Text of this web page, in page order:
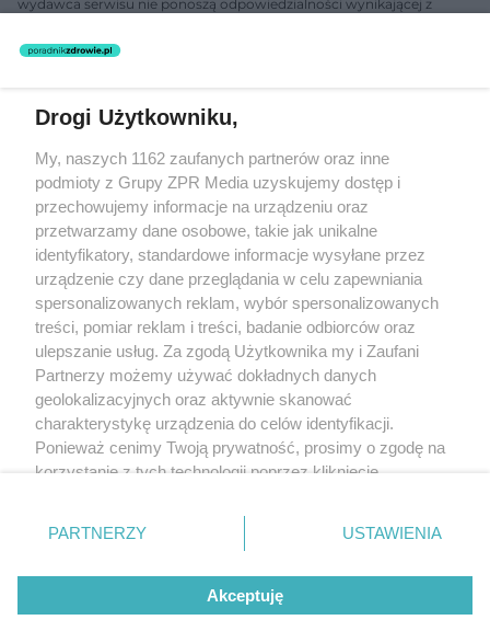
wydawca serwisu nie ponoszą odpowiedzialności wynikającej z
świadczeń zdrowotnych w rozumieniu art. 3 ust 1 ustawy o
rozpowszechniany lub dalej rozpowszechniany w jakikolwiek sposób
(w tym także elektroniczny lub mechaniczny) na jakimkolwiek polu
eksploatacji w jakiejkolwiek formie, włącznie z umieszczaniem w
Internecie bez pisemnej zgody właściciela praw. Jakiekolwiek użycie
lub wykorzystanie utworów w całości lub w części z naruszeniem
prawa, tzn. bez właściwej zgody, jest zabronione pod groźbą kary i
może być ścigane prawnie.
O nas
Informacje prawne
Nasze serwisy
Drogi Użytkowniku,
My, naszych 1162 zaufanych partnerów oraz inne
podmioty z Grupy ZPR Media uzyskujemy dostęp i
przechowujemy informacje na urządzeniu oraz
przetwarzamy dane osobowe, takie jak unikalne
identyfikatory, standardowe informacje wysyłane przez
urządzenie czy dane przeglądania w celu zapewniania
spersonalizowanych reklam, wybór spersonalizowanych
treści, pomiar reklam i treści, badanie odbiorców oraz
ulepszanie usług. Za zgodą Użytkownika my i Zaufani
Partnerzy możemy używać dokładnych danych
geolokalizacyjnych oraz aktywnie skanować
charakterystykę urządzenia do celów identyfikacji.
Ponieważ cenimy Twoją prywatność, prosimy o zgodę na
korzystanie z tych technologii poprzez kliknięcie
zmienić/wycofać klikając przycisk ustawień prywatności
znajdujący się w lewym dolnym rogu strony
rodzaje przetwarzania danych nie wymagają zgody
użytkownika, ale masz prawo sprzeciwić się takiemu
PARTNERZY USTAWIENIA
Akceptuję